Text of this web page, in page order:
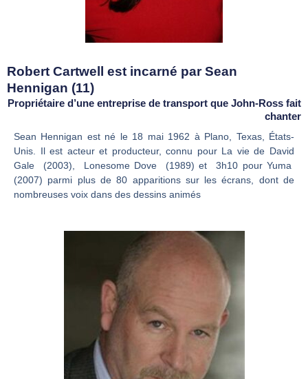
Robert Cartwell est incarné par Sean
Hennigan (11)
Propriétaire d’une entreprise de transport que John-Ross fait
chanter
Sean Hennigan est né le 18 mai 1962 à Plano, Texas, États-
Unis. Il est acteur et producteur, connu pour La vie de David
Gale (2003), Lonesome Dove (1989) et 3h10 pour Yuma
(2007) parmi plus de 80 apparitions sur les écrans, dont de
nombreuses voix dans des dessins animés